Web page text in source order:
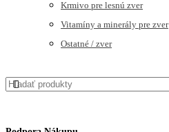
Krmivo pre lesnú zver
Vitamíny a minerály pre zver
Ostatné / zver